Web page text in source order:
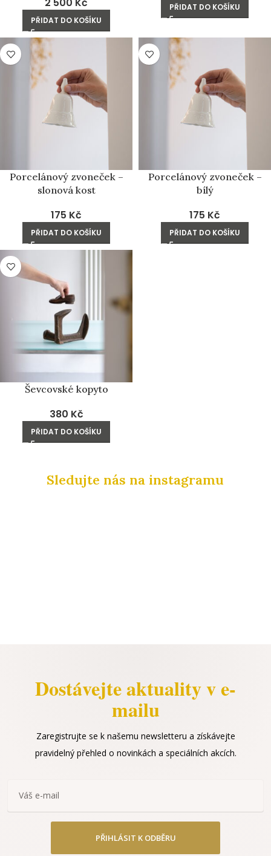
PŘIDAT DO KOŠÍKU
PŘIDAT DO KOŠÍKU
Porcelánový zvoneček –
slonová kost
175 Kč
PŘIDAT DO KOŠÍKU
Porcelánový zvoneček –
bílý
175 Kč
PŘIDAT DO KOŠÍKU
Ševcovské kopyto
380 Kč
PŘIDAT DO KOŠÍKU
Sledujte nás na instagramu
Dostávejte aktuality v e-
mailu
Zaregistrujte se k našemu newsletteru a získávejte
pravidelný přehled o novinkách a speciálních akcích.
PŘIHLÁSIT K ODBĚRU